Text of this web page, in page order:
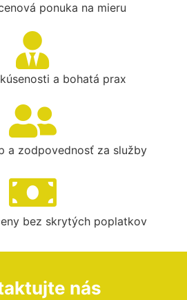
ponuka na mieru
a bohatá prax
a zodpovednosť za služby
bez skrytých poplatkov
nás